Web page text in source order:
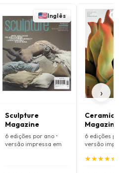
Inglês
Sculpture
Magazine
6 edições por ano •
versão impressa em
Ceramic
Magazine
6 edições por
versão
★
★★
★★
★★
★★
★
›